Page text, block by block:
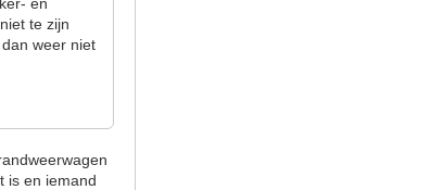
te zijn
weer niet
is en iemand